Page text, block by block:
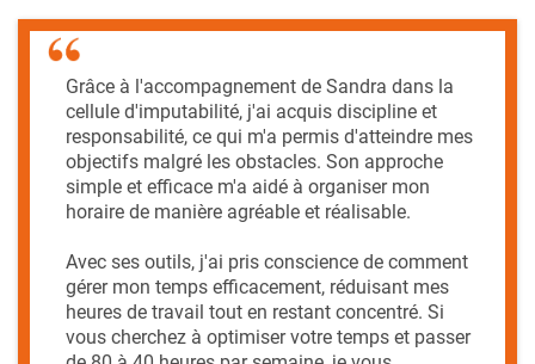
Grâce à l'accompagnement de Sandra dans la
cellule d'imputabilité, j'ai acquis discipline et
responsabilité, ce qui m'a permis d'atteindre mes
objectifs malgré les obstacles. Son approche
simple et efficace m'a aidé à organiser mon
horaire de manière agréable et réalisable.
Avec ses outils, j'ai pris conscience de comment
gérer mon temps efficacement, réduisant mes
heures de travail tout en restant concentré. Si
vous cherchez à optimiser votre temps et passer